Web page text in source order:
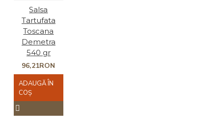
Salsa
Tartufata
Toscana
Demetra
540 gr
96,21RON
ADAUGĂ ÎN
COŞ